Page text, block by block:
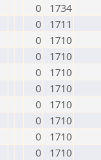
0
1734
0
1711
0
1710
0
1710
0
1710
0
1710
0
1710
0
1710
0
1710
0
1710